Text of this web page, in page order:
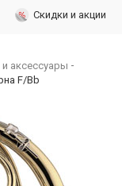
Скидки и акции
аксессуары
F/Bb